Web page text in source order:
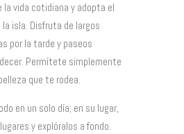
vida cotidiana y adopta el
isla. Disfruta de largos
por la tarde y paseos
Permítete simplemente
que te rodea.
en un solo día; en su lugar,
y explóralos a fondo.